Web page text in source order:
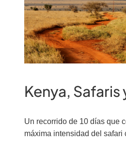
Kenya, Safaris
Un recorrido de 10 días que
máxima intensidad del safari